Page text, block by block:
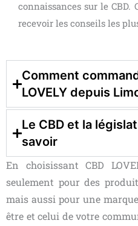
connaissances sur le
recevoir les conseils les
Comment
LOVELY depuis
Le CBD et la
savoir
En choisissant CBD
seulement pour des
mais aussi pour une
être et celui de votre